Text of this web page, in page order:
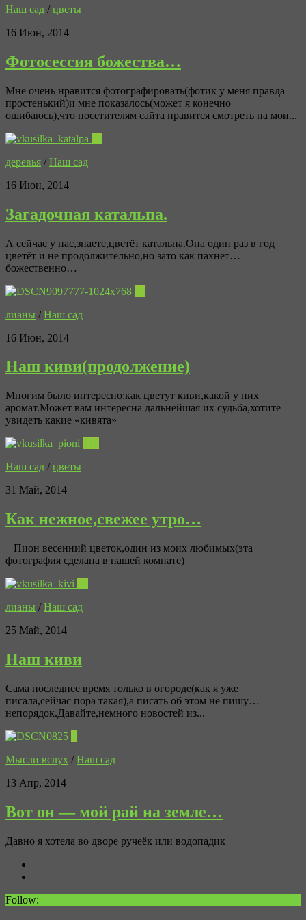
Наш сад /цветы
16 Июн, 2014
Фотосессия божества…
Мне очень нравится фотографировать(фотик у меня правда
простенький)и мне показалось(может я конечно
ошибаюсь),что посетителям сайта нравится смотреть на мои...
28
деревья /Наш сад
16 Июн, 2014
Загадочная катальпа.
А сейчас у нас,знаете,цветёт катальпа.Она один раз в год
цветёт и не продолжительно,но зато как пахнет…
божественно…
16
лианы /Наш сад
16 Июн, 2014
Наш киви(продолжение)
Многим было интересно:как цветут киви,какой у них
аромат.Может вам интересна дальнейшая их судьба,хотите
увидеть какие «кивята»
110
Наш сад /цветы
31 Май, 2014
Как нежное,свежее утро…
Пион весенний цветок,один из моих любимых(эта
фотография сделана в нашей комнате)
39
лианы /Наш сад
25 Май, 2014
Наш киви
Сама последнее время только в огороде(как я уже
писала,сейчас пора такая),а писать об этом не пишу…
непорядок.Давайте,немного новостей из...
4
Мысли вслух /Наш сад
13 Апр, 2014
Вот он — мой рай на земле…
Давно я хотела во дворе ручеёк или водопадик
Follow: